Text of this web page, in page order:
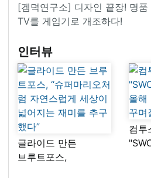
[겜덕연구소] 디자인 끝장! 명품
TV를 게임기로 개조하다!
인터뷰
글라이드 만든
브루트포스,
컴투